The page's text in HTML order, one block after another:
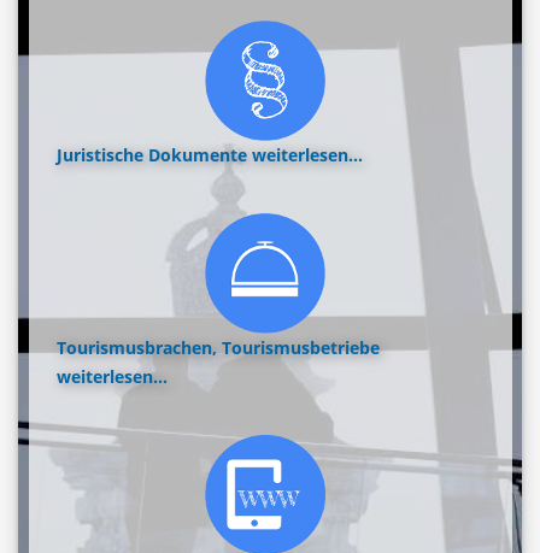
Juristische Dokumente weiterlesen...
Tourismusbrachen, Tourismusbetriebe
weiterlesen...